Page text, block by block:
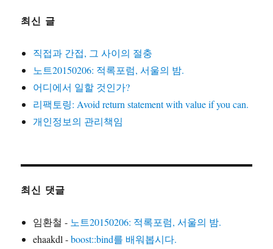
최신 글
직접과 간접, 그 사이의 절충
노트20150206: 적록포럼, 서울의 밤.
어디에서 일할 것인가?
리팩토링: Avoid return statement with value if you can.
개인정보의 관리책임
최신 댓글
임환철 - 노트20150206: 적록포럼, 서울의 밤.
ehaakdl-boost::bind를 배워봅시다.